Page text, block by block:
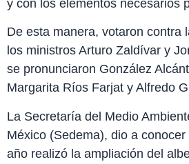
y con los elementos necesarios
De esta manera, votaron contra
los ministros Arturo Zaldívar y
se pronunciaron González
Margarita Ríos Farjat y Alfredo
La Secretaría del Medio
México (Sedema), dio a
año realizó la ampliación del